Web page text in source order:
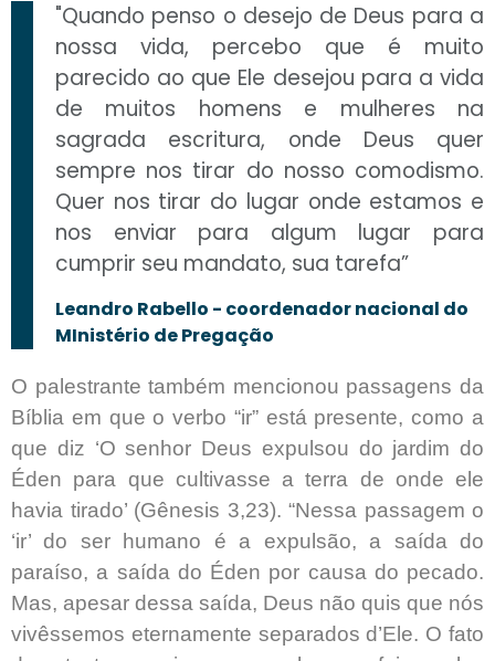
"Quando penso o desejo de Deus para a
nossa vida, percebo que é muito
parecido ao que Ele desejou para a vida
de muitos homens e mulheres na
sagrada escritura, onde Deus quer
sempre nos tirar do nosso comodismo.
Quer nos tirar do lugar onde estamos e
nos enviar para algum lugar para
cumprir seu mandato, sua tarefa”
Leandro Rabello - coordenador nacional do
MInistério de Pregação
O palestrante também mencionou passagens da
Bíblia em que o verbo “ir” está presente, como a
que diz ‘O senhor Deus expulsou do jardim do
Éden para que cultivasse a terra de onde ele
havia tirado’ (Gênesis 3,23). “Nessa passagem o
‘ir’ do ser humano é a expulsão, a saída do
paraíso, a saída do Éden por causa do pecado.
Mas, apesar dessa saída, Deus não quis que nós
vivêssemos eternamente separados d’Ele. O fato